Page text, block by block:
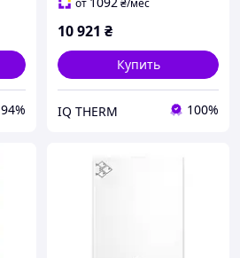
94%
от ₴/мес
10 921 ₴
Купить
IQ THERM 100%